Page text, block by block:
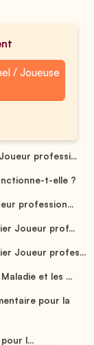
/ Joueuse
professi...
t-elle ?
profession...
Joueur prof...
Joueur profes...
et les ...
pour la
l...